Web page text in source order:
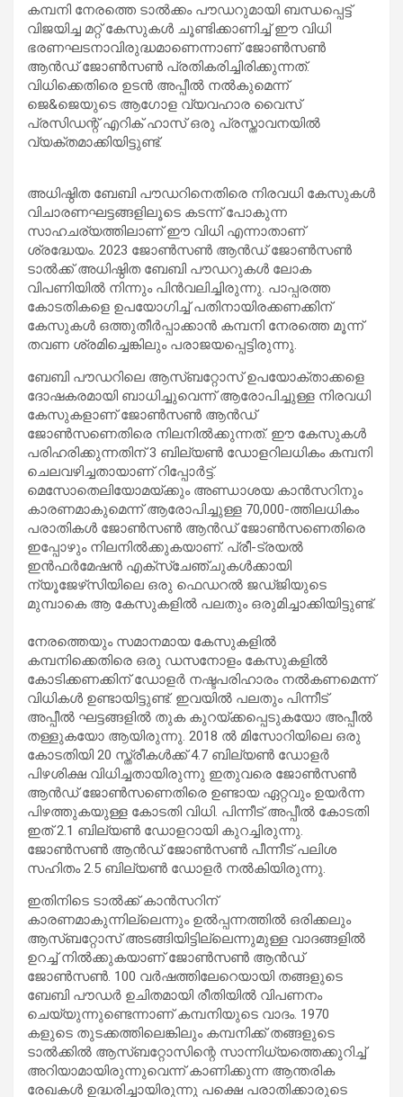
കമ്പനി നേരത്തെ ടാൽക്കം പൗഡറുമായി ബന്ധപ്പെട്ട്
വിജയിച്ച മറ്റ് കേസുകൾ ചൂണ്ടിക്കാണിച്ച് ഈ വിധി
ഭരണഘടനാവിരുദ്ധമാണെന്നാണ് ജോൺസൺ
ആൻഡ് ജോൺസൺ പ്രതികരിച്ചിരിക്കുന്നത്.
വിധിക്കെതിരെ ഉടൻ അപ്പീൽ നൽകുമെന്ന്
ജെ&ജെയുടെ ആഗോള വ്യവഹാര വൈസ്
പ്രസിഡന്റ് എറിക് ഹാസ് ഒരു പ്രസ്താവനയിൽ
വ്യക്തമാക്കിയിട്ടുണ്ട്.
അധിഷ്ഠിത ബേബി പൗഡറിനെതിരെ നിരവധി കേസുകൾ
വിചാരണഘട്ടങ്ങളിലൂടെ കടന്ന് പോകുന്ന
സാഹചര്യത്തിലാണ് ഈ വിധി എന്നാതാണ്
ശ്രദ്ധേയം. 2023 ജോൺസൺ ആൻഡ് ജോൺസൺ
ടാൽക്ക് അധിഷ്ഠിത ബേബി പൗഡറുകൾ ലോക
വിപണിയിൽ നിന്നും പിൻവലിച്ചിരുന്നു. പാപ്പരത്ത
കോടതികളെ ഉപയോഗിച്ച് പതിനായിരക്കണക്കിന്
കേസുകൾ ഒത്തുതീർപ്പാക്കാൻ കമ്പനി നേരത്തെ മൂന്ന്
തവണ ശ്രമിച്ചെങ്കിലും പരാജയപ്പെട്ടിരുന്നു.
ബേബി പൗഡറിലെ ആസ്ബറ്റോസ് ഉപയോക്താക്കളെ
ദോഷകരമായി ബാധിച്ചുവെന്ന് ആരോപിച്ചുള്ള നിരവധി
കേസുകളാണ് ജോൺസൺ ആൻഡ്
ജോൺ‌സണെതിരെ നിലനിൽക്കുന്നത്. ഈ കേസുകൾ
പരിഹരിക്കുന്നതിന്‌ 3 ബില്യൺ ഡോളറിലധികം കമ്പനി
ചെലവഴിച്ചതായാണ് റിപ്പോർട്ട്.
മെസോതെലിയോമയ്ക്കും അണ്ഡാശയ കാൻസറിനും
കാരണമാകുമെന്ന് ആരോപിച്ചുള്ള 70,000-ത്തിലധികം
പരാതികൾ ജോൺസൺ ആൻഡ് ജോൺ‌സണെതിരെ
ഇപ്പോഴും നിലനിൽക്കുകയാണ്. പ്രീ-ട്രയൽ
ഇൻഫർമേഷൻ എക്സ്ചേഞ്ചുകൾക്കായി
ന്യൂജേഴ്‌സിയിലെ ഒരു ഫെഡറൽ ജഡ്ജിയുടെ
മുമ്പാകെ ആ കേസുകളിൽ പലതും ഒരുമിച്ചാക്കിയിട്ടുണ്ട്.
നേരത്തെയും സമാനമായ കേസുകളിൽ
കമ്പനിക്കെതിരെ ഒരു ഡസനോളം കേസുകളിൽ
കോടിക്കണക്കിന് ഡോളർ നഷ്ടപരിഹാരം നൽകണമെന്ന്
വിധികൾ ഉണ്ടായിട്ടുണ്ട്. ഇവയിൽ പലതും പിന്നീട്
അപ്പീൽ ഘട്ടങ്ങളിൽ തുക കുറയ്ക്കപ്പെടുകയോ അപ്പീൽ
തള്ളുകയോ ആയിരുന്നു. 2018 ൽ മിസോറിയിലെ ഒരു
കോടതിയി 20 സ്ത്രീകൾക്ക് 4.7 ബില്യൺ ഡോളർ
പിഴശിക്ഷ വിധിച്ചതായിരുന്നു ഇതുവരെ ജോൺസൺ
ആൻഡ് ജോൺസണെതിരെ ഉണ്ടായ ഏറ്റവും ഉയർ‌ന്ന
പിഴത്തുകയുള്ള കോടതി വിധി. പിന്നീട് അപ്പീൽ കോടതി
ഇത് 2.1 ബില്യൺ ഡോളറായി കുറച്ചിരുന്നു.
ജോൺസൺ ആൻഡ് ജോൺസൺ പീന്നീട് പലിശ
സഹിതം 2.5 ബില്യൺ ഡോളർ നൽകിയിരുന്നു.
ഇതിനിടെ ടാൽക്ക് കാൻസറിന്
കാരണമാകുന്നില്ലെന്നും ഉൽപ്പന്നത്തിൽ ഒരിക്കലും
ആസ്ബറ്റോസ് അടങ്ങിയിട്ടില്ലെന്നുമുള്ള വാദങ്ങളിൽ
ഉറച്ച് നിൽക്കുകയാണ് ജോൺസൺ ആൻഡ്
ജോൺസൺ. 100 വർഷത്തിലേറെയായി തങ്ങളുടെ
ബേബി പൗഡർ ഉചിതമായി രീതിയിൽ വിപണനം
ചെയ്യുന്നുണ്ടെന്നാണ് കമ്പനിയുടെ വാദം. 1970
കളുടെ തുടക്കത്തിലെങ്കിലും കമ്പനിക്ക് തങ്ങളുടെ
ടാൽക്കിൽ ആസ്ബറ്റോസിന്റെ സാന്നിധ്യത്തെക്കുറിച്ച്
അറിയാമായിരുന്നുവെന്ന് കാണിക്കുന്ന ആന്തരിക
രേഖകൾ ഉദ്ധരിച്ചായിരുന്നു പക്ഷെ പരാതിക്കാരുടെ